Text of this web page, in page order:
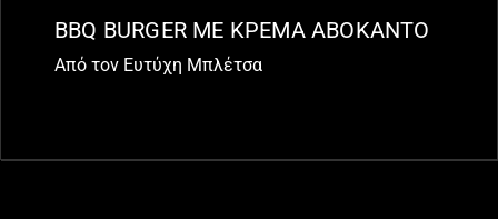
BBQ BURGER ΜΕ ΚΡΕΜΑ ΑΒΟΚΑΝΤΟ
Από τον Ευτύχη Μπλέτσα